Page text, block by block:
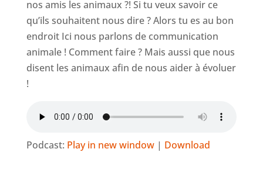
nos amis les animaux ?! Si tu veux savoir ce
qu’ils souhaitent nous dire ? Alors tu es au bon
endroit Ici nous parlons de communication
animale ! Comment faire ? Mais aussi que nous
disent les animaux afin de nous aider à évoluer
!
Podcast: Play in new window| Download